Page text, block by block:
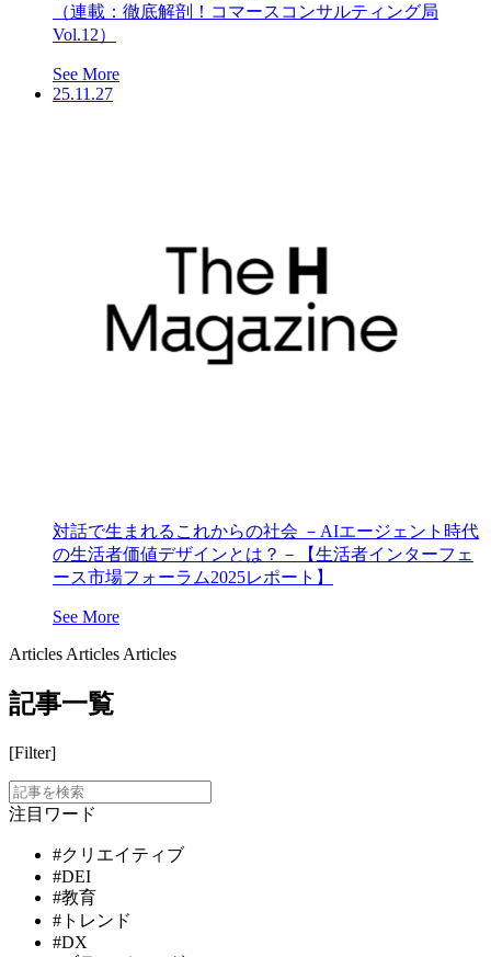
（連載：徹底解剖！コマースコンサルティング局
Vol.12）
See More
25.11.27
対話で生まれるこれからの社会 －AIエージェント時代
の生活者価値デザインとは？－【生活者インターフェ
ース市場フォーラム2025レポート】
See More
Articles Articles Articles
記事一覧
[Filter]
注目ワード
#クリエイティブ
#DEI
#教育
#トレンド
#DX